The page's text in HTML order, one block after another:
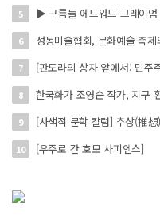
5 ▶ 구름들 에드워드 그레이
6
7 [판도라의 상자 앞에서: 민주
8
9 [사색적 문학 칼럼] 추상(推
10 [우주로 간 호모 사피엔스]